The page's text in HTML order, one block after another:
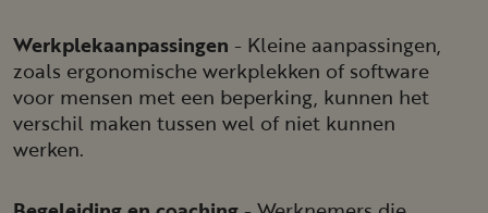
Werkplekaanpassingen - Kleine aanpassingen,
zoals ergonomische werkplekken of software
voor mensen met een beperking, kunnen het
verschil maken tussen wel of niet kunnen
werken.